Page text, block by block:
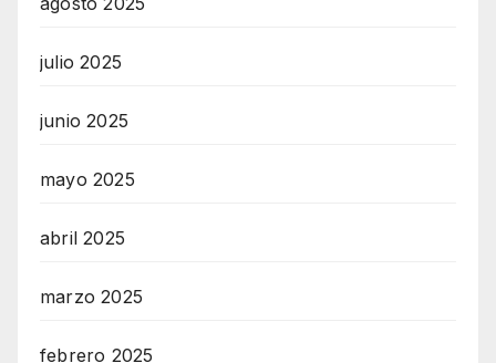
julio 2025
junio 2025
mayo 2025
abril 2025
marzo 2025
febrero 2025